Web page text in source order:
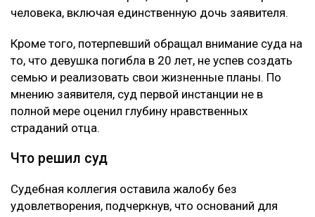
компенсации морального вреда. В суде
ранее 10 миллионов тенге не соответствуют тяжести
последствий трагедии. Отец погибшей просил
взыскать с осужденного 100 миллионов тенге. В
жалобе указывалось, что Пак, находясь в состоянии
алкогольного опьянения, грубо нарушил правила
дорожного движения, выехал на встречную полосу и
человека, включая единственную дочь заявителя.
Кроме того, потерпевший обращал внимание суда на
то, что девушка погибла в 20 лет, не успев создать